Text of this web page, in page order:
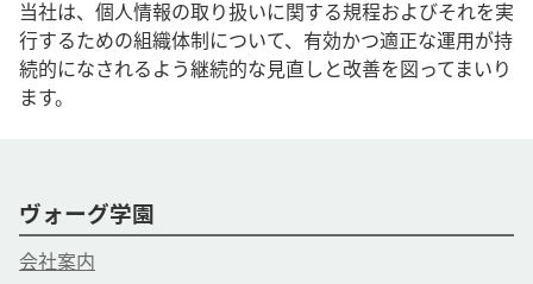
当社は、個人情報の取り扱いに関する規程およびそれを実
行するための組織体制について、有効かつ適正な運用が持
続的になされるよう継続的な見直しと改善を図ってまいり
ます。
ヴォーグ学園
会社案内